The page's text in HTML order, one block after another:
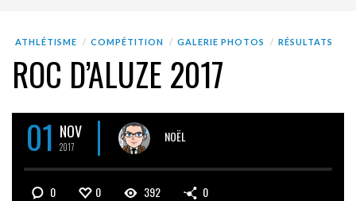
ATHLÉTISME COMPÉTITION GALERIE PHOTOS RÉSULTATS
ROC D’ALUZE 2017
01 NOV
2017
NOËL
0 0 392 0